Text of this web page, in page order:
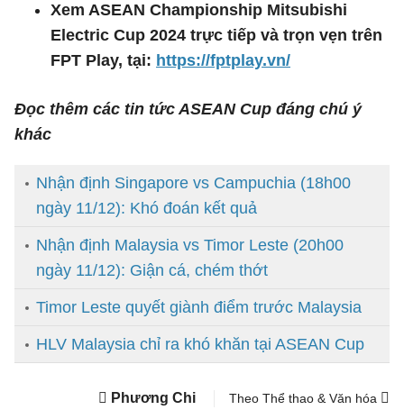
Xem ASEAN Championship Mitsubishi
Electric Cup 2024 trực tiếp và trọn vẹn trên
FPT Play, tại: https://fptplay.vn/
Đọc thêm các tin tức ASEAN Cup đáng chú ý
khác
Nhận định Singapore vs Campuchia (18h00
ngày 11/12): Khó đoán kết quả
Nhận định Malaysia vs Timor Leste (20h00
ngày 11/12): Giận cá, chém thớt
Timor Leste quyết giành điểm trước Malaysia
HLV Malaysia chỉ ra khó khăn tại ASEAN Cup
Phương Chi Theo Thể thao & Văn hóa